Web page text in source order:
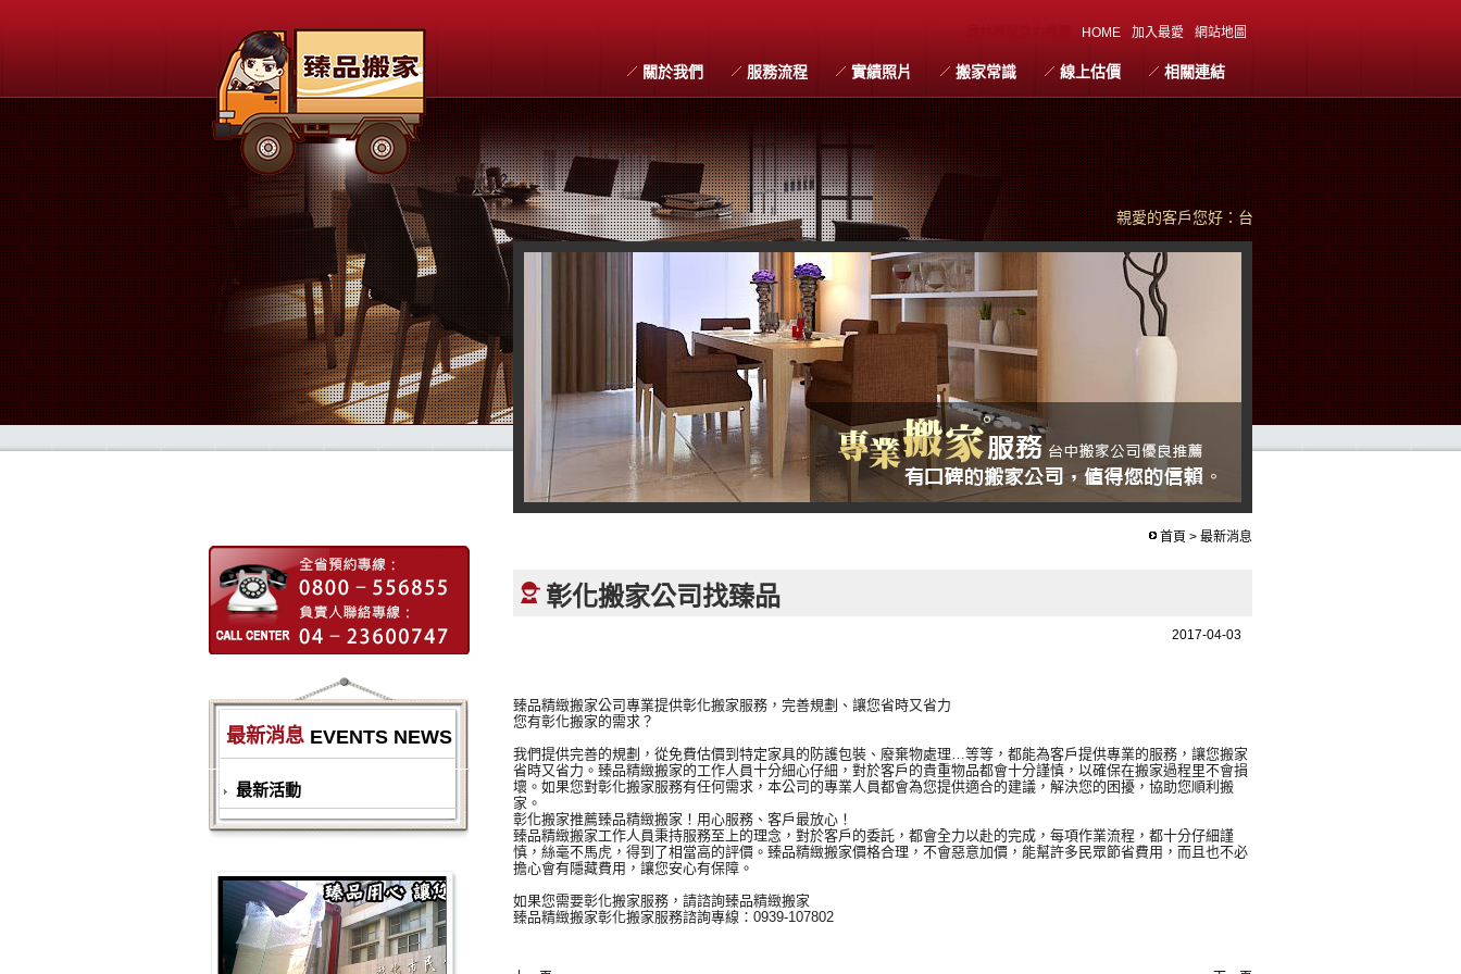
HOME 加入最愛 網站地圖
關於我們 服務流程 實績照片 搬家常識 線上估價
相關連結
搬家習俗
親愛的客戶您好：台中搬家珍惜每次為您服務的機
最新消息 EVENTS NEWS
最新活動
首頁 > 最新消息
彰化搬家公司找臻品
2017-04-03
臻品精緻搬家公司專業提供彰化搬家服務，完善規劃、讓您省時又省力
您有彰化搬家的需求？
我們提供完善的規劃，從免費估價到特定家具的防護包裝、廢棄物處理…等等，都能為客戶提供專業的服務，讓您搬家
省時又省力。臻品精緻搬家的工作人員十分細心仔細，對於客戶的貴重物品都會十分謹慎，以確保在搬家過程里不會損
壞。如果您對彰化搬家服務有任何需求，本公司的專業人員都會為您提供適合的建議，解決您的困擾，協助您順利搬
家。
彰化搬家推薦臻品精緻搬家！用心服務、客戶最放心！
臻品精緻搬家工作人員秉持服務至上的理念，對於客戶的委託，都會全力以赴的完成，每項作業流程，都十分仔細謹
慎，絲毫不馬虎，得到了相當高的評價。臻品精緻搬家價格合理，不會惡意加價，能幫許多民眾節省費用，而且也不必
擔心會有隱藏費用，讓您安心有保障。
如果您需要彰化搬家服務，請諮詢臻品精緻搬家
臻品精緻搬家彰化搬家服務諮詢專線：0939-107802